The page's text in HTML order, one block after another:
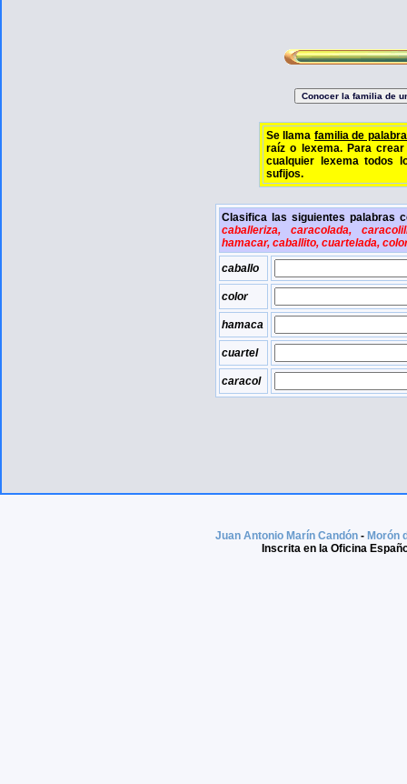
Se llama familia de
raíz o lexema. Para
cualquier lexema todos
sufijos.
Clasifica las siguientes palabras
caballeriza, caracolada,
hamacar, caballito, cuartelada,
caballo
color
hamaca
cuartel
caracol
Juan Antonio Marín Candón - Morón
Inscrita en la Oficina